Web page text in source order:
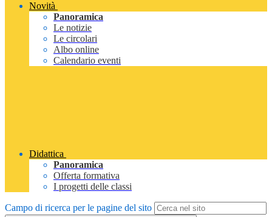
Novità
Panoramica
Le notizie
Le circolari
Albo online
Calendario eventi
Didattica
Panoramica
Offerta formativa
I progetti delle classi
Campo di ricerca per le pagine del sito